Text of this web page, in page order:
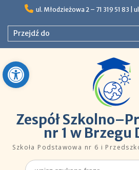
Open toolbar
content
ul. Młodzieżowa 2 – 71 319 51 83 |ㅤㅤ​​
Przejdź do
Zespół
nr 1 w Brzegu
Szkoła Podstawowa nr 6 i
Szukaj